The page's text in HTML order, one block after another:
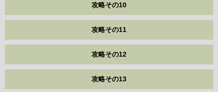
攻略その10
攻略その11
攻略その12
攻略その13